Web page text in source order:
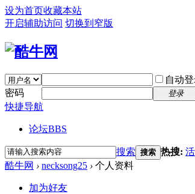
设为首页收藏本站
开启辅助访问 切换到窄版
自动
密码
登录
快捷导航
论坛BBS
搜索 搜索 热搜:
酷牛网 › necksong25 › 个人资料
加为好友